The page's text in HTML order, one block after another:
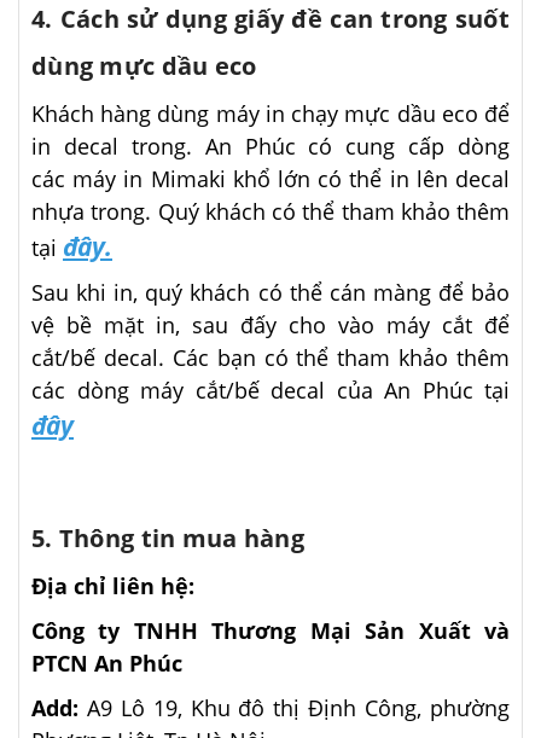
4. Cách sử dụng giấy đề can trong suốt
dùng mực dầu eco
Khách hàng dùng máy in chạy mực dầu eco để
in decal trong. An Phúc có cung cấp dòng
các máy in Mimaki khổ lớn có thể in lên decal
nhựa trong. Quý khách có thể tham khảo thêm
tại đây.
Sau khi in, quý khách có thể cán màng để bảo
vệ bề mặt in, sau đấy cho vào máy cắt để
cắt/bế decal. Các bạn có thể tham khảo thêm
các dòng máy cắt/bế decal của An Phúc tại
đây
5. Thông tin mua hàng
Địa chỉ liên hệ:
Công ty TNHH Thương Mại Sản Xuất và
PTCN An Phúc
Add: A9 Lô 19, Khu đô thị Định Công, phường